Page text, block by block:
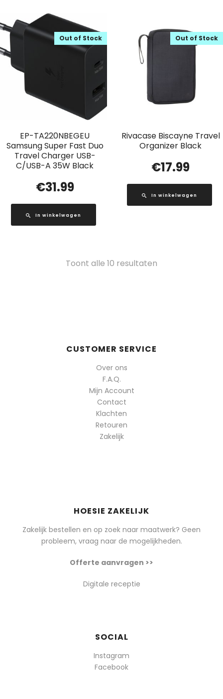
EP-TA220NBEGEU
Samsung Super Fast Duo
Travel Charger USB-
C/USB-A 35W Black
Out of Stock
€31.99
In winkelwagen
Rivacase Biscayne Travel
Organizer Black
Out of Stock
€17.99
In winkelwagen
Toont alle 10 resultaten
CUSTOMER SERVICE
Over ons
F.A.Q.
Mijn Account
Contact
Klachten
Retouren
Zakelijk
HOESIE ZAKELIJK
Zakelijk bestellen en op zoek naar maatwerk? Geen
probleem, vraag naar de mogelijkheden.
Offerte aanvragen >>
Digitale receptie
SOCIAL
Instagram
Facebook